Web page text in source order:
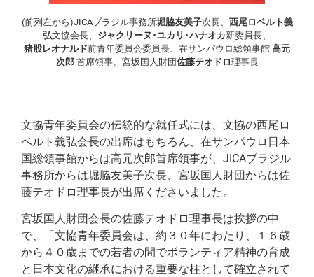
(前列左から)JICAブラジル事務所堀脇友美子次長、 西尾ロベルト義
弘文協会長、 ジャクリーヌ･ユカリ･ハナオカ新委員長、
猪股レオナルド前青年委員会委員長、在サンパウロ総領事館 高元
次郎首席領事、宮坂国人財団佐藤テオドロ理事長
文協青年委員会の伝統的な就任式には、文協の西尾ロ
ベルト義弘会長の出席はもちろん、在サンパウロ日本
国総領事館からは高元次郎首席領事が、JICAブラジル
事務所からは堀脇友美子次長、宮坂国人財団からは佐
藤テオドロ理事長が出席くださいました。
宮坂国人財団会長の佐藤テオドロ理事長は挨拶の中
で、「文協青年委員会は、約３０年にわたり、１６歳
から４０歳までの若者の間でボランティア精神の育成
と日本文化の継承における重要な柱として確立されて